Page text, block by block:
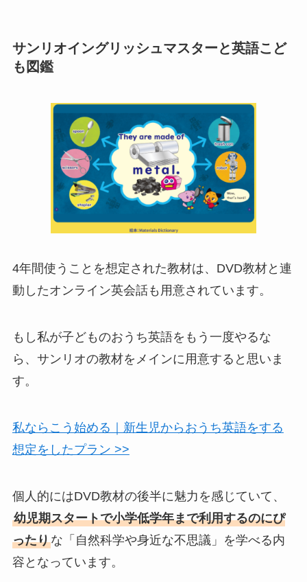
サンリオイングリッシュマスターと英語こど
も図鑑
4年間使うことを想定された教材は、DVD教材と連
動したオンライン英会話も用意されています。
もし私が子どものおうち英語をもう一度やるな
ら、サンリオの教材をメインに用意すると思いま
す。
私ならこう始める｜新生児からおうち英語をする
想定をしたプラン >>
個人的にはDVD教材の後半に魅力を感じていて、
幼児期スタートで小学低学年まで利用するのにぴ
ったりな「自然科学や身近な不思議」を学べる内
容となっています。